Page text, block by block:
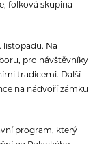
folková skupina
listopadu. Na
pro návštěvníky
tradicemi. Další
na nádvoří zámku
program, který